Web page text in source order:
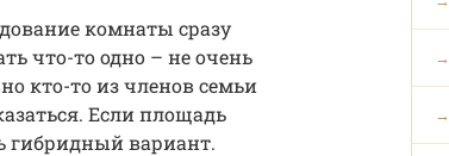
комнаты сразу
что-то одно – не очень
кто-то из членов семьи
Если площадь
гибридный вариант.